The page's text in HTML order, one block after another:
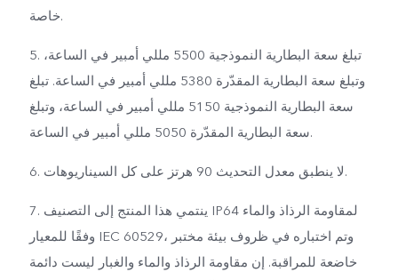
خاصة.
5. تبلغ سعة البطارية النموذجية 5500 مللي أمبير في الساعة،
وتبلغ سعة البطارية المقدّرة 5380 مللي أمبير في الساعة. تبلغ
سعة البطارية النموذجية 5150 مللي أمبير في الساعة، وتبلغ
سعة البطارية المقدّرة 5050 مللي أمبير في الساعة.
6. لا ينطبق معدل التحديث 90 هرتز على كل السيناريوهات.
7. ينتمي هذا المنتج إلى التصنيف IP64 لمقاومة الرذاذ والماء
وفقًا للمعيار IEC 60529، وتم اختباره في ظروف بيئة مختبر
خاضعة للمراقبة. إن مقاومة الرذاذ والماء والغبار ليست دائمة